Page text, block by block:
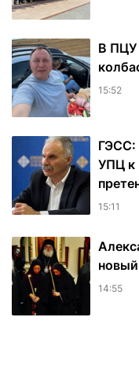
В ПЦУ
15:52
ГЭСС:
УПЦ к
15:11
14:55